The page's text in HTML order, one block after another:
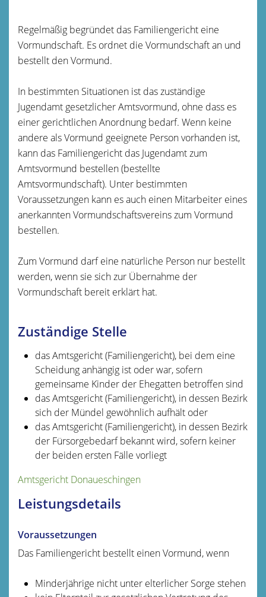
Regelmäßig begründet das Familiengericht eine
Vormundschaft. Es ordnet die Vormundschaft an und
bestellt den Vormund.
In bestimmten Situationen ist das zuständige
Jugendamt gesetzlicher Amtsvormund, ohne dass es
einer gerichtlichen Anordnung bedarf. Wenn keine
andere als Vormund geeignete Person vorhanden ist,
kann das Familiengericht das Jugendamt zum
Amtsvormund bestellen (bestellte
Amtsvormundschaft). Unter bestimmten
Voraussetzungen kann es auch einen Mitarbeiter eines
anerkannten Vormundschaftsvereinszum Vormund
bestellen.
Zum Vormund darf eine natürliche Person nur bestellt
werden, wenn sie sich zur Übernahme der
Vormundschaft bereit erklärt hat.
Zuständige Stelle
das Amtsgericht (Familiengericht), bei dem eine
Scheidung anhängig ist oder war, sofern
gemeinsame Kinder der Ehegatten betroffen sind
das Amtsgericht (Familiengericht), in dessen Bezirk
sich der Mündel gewöhnlich aufhält oder
das Amtsgericht (Familiengericht), in dessen Bezirk
der Fürsorgebedarf bekannt wird, sofern keiner
der beiden ersten Fälle vorliegt
Amtsgericht Donaueschingen
Leistungsdetails
Voraussetzungen
Das Familiengericht bestellt einen Vormund, wenn
Minderjährige nicht unter elterlicher Sorge stehen